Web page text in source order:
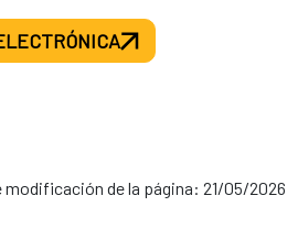
modificación de la página: 21/05/2026